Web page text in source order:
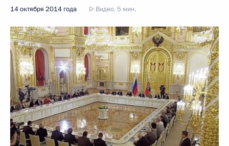
14 октября 2014 года Видео, 5 мин.